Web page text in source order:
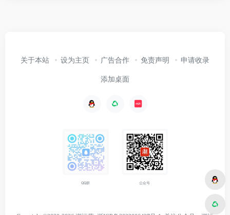
关于本站 设为主页 广告合作 免责声明 申请收录
添加桌面
QQ群 公众号